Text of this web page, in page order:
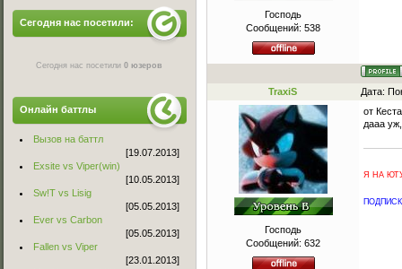
Господь
Сообщений: 538
TraxiS Дата:
Господь
Сообщений: 632
от
дааа
Я НА
Сегодня нас посетили:
Сегодня нас посетили0 юзеров
Онлайн баттлы
Вызов на баттл
[19.07.2013]
Exsite vs Viper(win)
[10.05.2013]
Sw!T vs Lisig
[05.05.2013]
Ever vs Carbon
[05.05.2013]
Fallen vs Viper
[23.01.2013]